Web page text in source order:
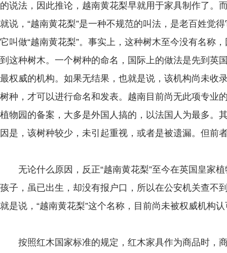
的说法，因此推论，越南黄花梨早就用于家具制作了。
就说，“越南黄花梨”是一种不规范的叫法，是老百姓觉
它叫做“越南黄花梨”。事实上，这种树木至今没有名称
到这种树木。一个树种的命名，国际上的做法是先到英
最权威的机构。如果无结果，也就是说，该机构尚未收
树种，才可以进行命名和发表。越南目前尚无此项专业
植物园的备案，大多是外国人搞的，以法国人为最多。
因是，该树种较少，未引起重视，或者是被遗漏。但前
无论什么原因，反正“越南黄花梨”至今在英国皇家植
孩子，虽已出生，却没有报户口，所以在公安机关查不
就是说，“越南黄花梨”这个名称，目前尚未被权威机构
按照红木国家标准的规定，红木家具作为商品时，